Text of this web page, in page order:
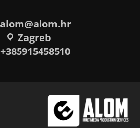
alom@alom.hr
Zagreb
+385915458510